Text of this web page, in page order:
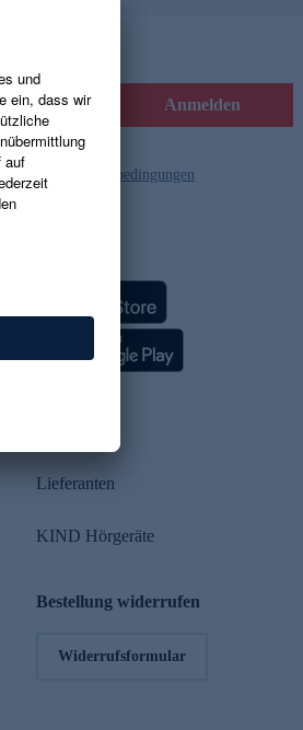
Anmelden
und die Gutscheinbedingungen
Lieferanten
KIND Hörgeräte
Bestellung widerrufen
Widerrufsformular